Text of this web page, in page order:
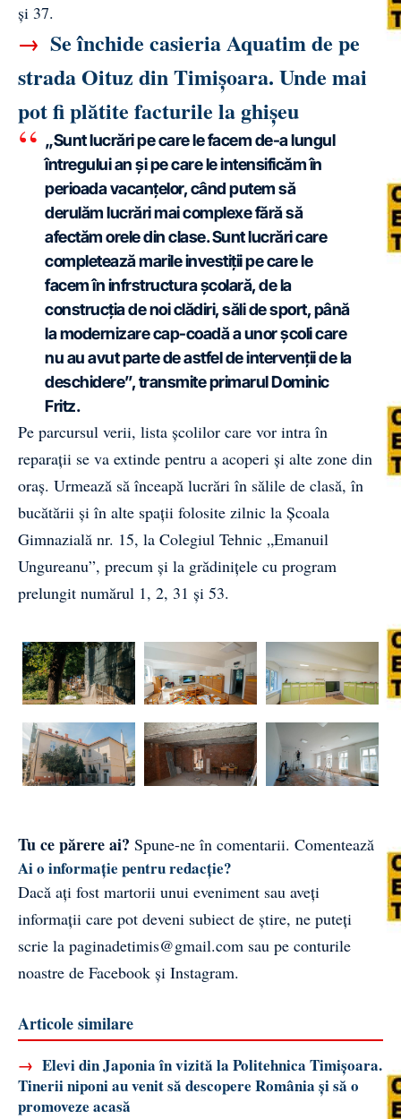
și 37.
→ Se închide casieria Aquatim de pe
strada Oituz din Timișoara. Unde mai
pot fi plătite facturile la ghișeu
„Sunt lucrări pe care le facem de-a lungul
întregului an și pe care le intensificăm în
perioada vacanțelor, când putem să
derulăm lucrări mai complexe fără să
afectăm orele din clase. Sunt lucrări care
completează marile investiții pe care le
facem în infrstructura școlară, de la
construcția de noi clădiri, săli de sport, până
la modernizare cap-coadă a unor școli care
nu au avut parte de astfel de intervenții de la
deschidere”, transmite primarul Dominic
Fritz.
Pe parcursul verii, lista școlilor care vor intra în
reparații se va extinde pentru a acoperi și alte zone din
oraș. Urmează să înceapă lucrări în sălile de clasă, în
bucătării și în alte spații folosite zilnic la Școala
Gimnazială nr. 15, la Colegiul Tehnic „Emanuil
Ungureanu”, precum și la grădinițele cu program
prelungit numărul 1, 2, 31 și 53.
Tu ce părere ai? Spune-ne în comentarii. Comentează
Ai o informație pentru redacție?
Dacă ați fost martorii unui eveniment sau aveți
informații care pot deveni subiect de știre, ne puteți
scrie la paginadetimis@gmail.com sau pe conturile
noastre de Facebook și Instagram.
Articole similare
→ Elevi din Japonia în vizită la Politehnica Timișoara.
Tinerii niponi au venit să descopere România și să o
promoveze acasă